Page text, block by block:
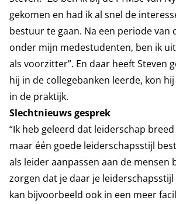
gekomen en had ik al snel de
bestuur te gaan. Na een periode van
onder mijn medestudenten, ben ik
als voorzitter”. En daar heeft Steven
hij in de collegebanken leerde, kon
in de praktijk.
Slechtnieuws gesprek
“Ik heb geleerd dat leiderschap
maar één goede leiderschapsstijl
als leider aanpassen aan de mensen
zorgen dat je daar je
kan bijvoorbeeld ook in een meer